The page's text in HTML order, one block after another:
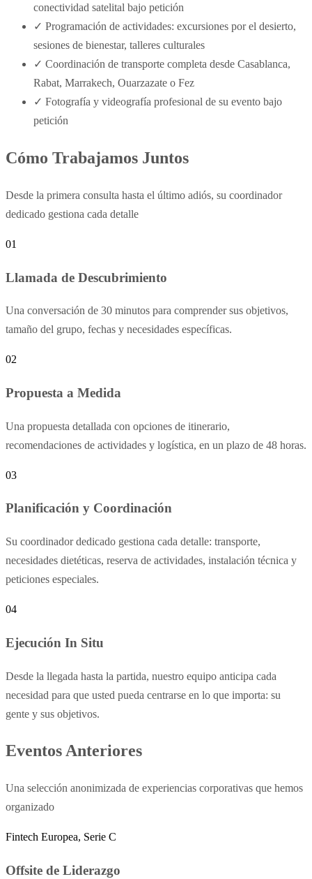
conectividad satelital bajo petición
✓ Programación de actividades: excursiones por el desierto,
sesiones de bienestar, talleres culturales
✓ Coordinación de transporte completa desde Casablanca,
Rabat, Marrakech, Ouarzazate o Fez
✓ Fotografía y videografía profesional de su evento bajo
petición
Cómo Trabajamos Juntos
Desde la primera consulta hasta el último adiós, su coordinador
dedicado gestiona cada detalle
01
Llamada de Descubrimiento
Una conversación de 30 minutos para comprender sus objetivos,
tamaño del grupo, fechas y necesidades específicas.
02
Propuesta a Medida
Una propuesta detallada con opciones de itinerario,
recomendaciones de actividades y logística, en un plazo de 48 horas.
03
Planificación y Coordinación
Su coordinador dedicado gestiona cada detalle: transporte,
necesidades dietéticas, reserva de actividades, instalación técnica y
peticiones especiales.
04
Ejecución In Situ
Desde la llegada hasta la partida, nuestro equipo anticipa cada
necesidad para que usted pueda centrarse en lo que importa: su
gente y sus objetivos.
Eventos Anteriores
Una selección anonimizada de experiencias corporativas que hemos
organizado
Fintech Europea, Serie C
Offsite de Liderazgo